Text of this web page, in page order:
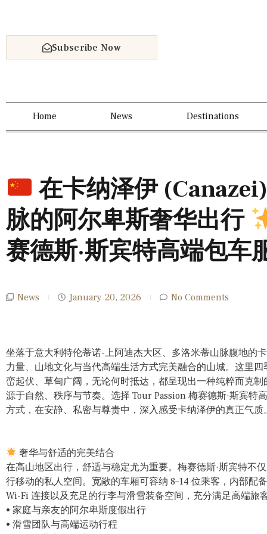
Subscribe Now
Home News Destinations
在卡纳泽伊
脉的阿尔卑斯奢华出行
赛德斯·斯宾特高端包车
News January 20, 2026 No Comments
坐落于意大利特伦蒂诺-上阿迪杰大区、多洛米蒂山脉腹地的
力量、山地文化与当代高端生活方式完美融合的山城。这里
峦起伏、草甸广阔，无论何时抵达，都呈现出一种纯粹而克
源于自然、秩序与节奏。选择 Tour Passion 梅赛德斯·斯宾特
方式，在安静、私密与尊贵中，深入感受卡纳泽伊的真正气
奢华与舒适的完美结合
在高山地区出行，舒适与稳定尤为重要。梅赛德斯·斯宾特不
行移动的私人空间。宽敞的车厢可容纳 8–14 位乘客，内部配
Wi-Fi 连接以及充足的行李与滑雪装备空间，充分满足高端旅
• 家庭与亲友的阿尔卑斯度假出行
• 滑雪团队与高端运动行程